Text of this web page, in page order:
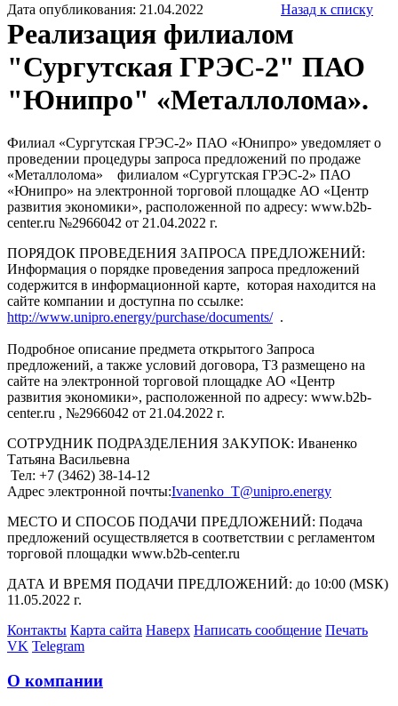
Дата опубликования: 21.04.2022 Назад к списку
Реализация филиалом
"Сургутская ГРЭС-2" ПАО
"Юнипро" «Металлолома».
Филиал «Сургутская ГРЭС-2» ПАО «Юнипро» уведомляет о
проведении процедуры запроса предложений по продаже
«Металлолома» филиалом «Сургутская ГРЭС-2» ПАО
«Юнипро» на электронной торговой площадке АО «Центр
развития экономики», расположенной по адресу: www.b2b-
center.ru №2966042 от 21.04.2022 г.
ПОРЯДОК ПРОВЕДЕНИЯ ЗАПРОСА ПРЕДЛОЖЕНИЙ:
Информация о порядке проведения запроса предложений
содержится в информационной карте, которая находится на
сайте компании и доступна по ссылке:
http://www.unipro.energy/purchase/documents/.
Подробное описание предмета открытого Запроса
предложений, а также условий договора, ТЗ размещено на
сайте на электронной торговой площадке АО «Центр
развития экономики», расположенной по адресу: www.b2b-
center.ru , №2966042 от 21.04.2022 г.
СОТРУДНИК ПОДРАЗДЕЛЕНИЯ ЗАКУПОК: Иваненко
Татьяна Васильевна
Тел: +7 (3462) 38-14-12
Адрес электронной почты:Ivanenko_T@unipro.energy
МЕСТО И СПОСОБ ПОДАЧИ ПРЕДЛОЖЕНИЙ: Подача
предложений осуществляется в соответствии с регламентом
торговой площадки www.b2b-center.ru
ДАТА И ВРЕМЯ ПОДАЧИ ПРЕДЛОЖЕНИЙ: до 10:00 (МSК)
11.05.2022 г.
Контакты Карта сайта Наверх Написать сообщение Печать
VK Telegram
О компании